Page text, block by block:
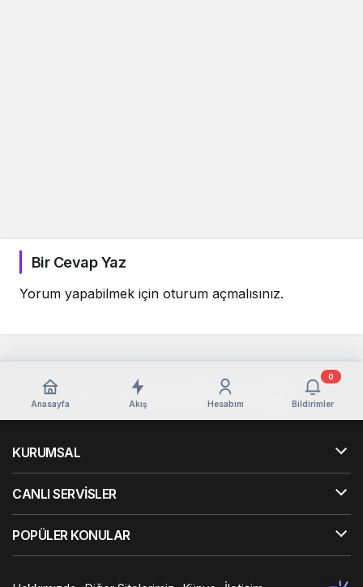
Bir Cevap Yaz
Yorum yapabilmek için oturum açmalısınız.
Anasayfa Akış Hesabım Bildirimler
0
KURUMSAL
CANLI SERVİSLER
POPÜLER KONULAR